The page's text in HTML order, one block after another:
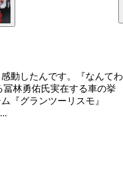
Interactive Entertainment
Digital Inc.＂Gran Turismo＂
trademarks of Sony
of real-world
is not intended to be
of this game by
ワンシーン
スーパーGTシリーズチャン
んでいる
動したんです。『なんてわ
林勇佑氏実在する車の挙
『グランツーリスモ』